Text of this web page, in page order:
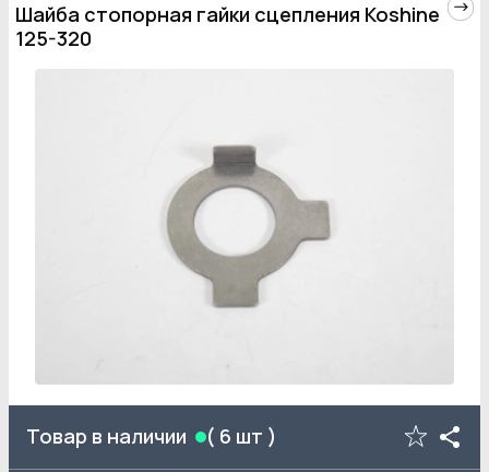
Шайба стопорная гайки сцепления Koshine
125-320
Товар в наличии ( 6 шт )